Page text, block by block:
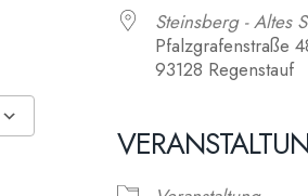
Google Kalender
Steinsberg - Altes
Pfalzgrafenstraße
93128 Regenstauf